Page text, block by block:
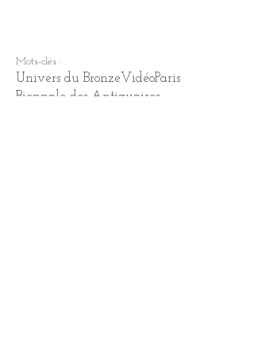
Mots-clés :
Univers du BronzeVidéoParis
Biennale des Antiquaires